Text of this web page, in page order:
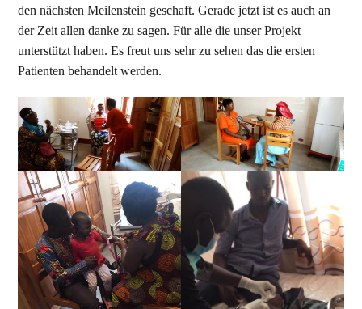
den nächsten Meilenstein geschaft. Gerade jetzt ist es auch an
der Zeit allen danke zu sagen. Für alle die unser Projekt
unterstützt haben. Es freut uns sehr zu sehen das die ersten
Patienten behandelt werden.